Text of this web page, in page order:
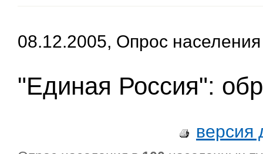
08.12.2005, Опрос населения
"Единая Россия":
версия